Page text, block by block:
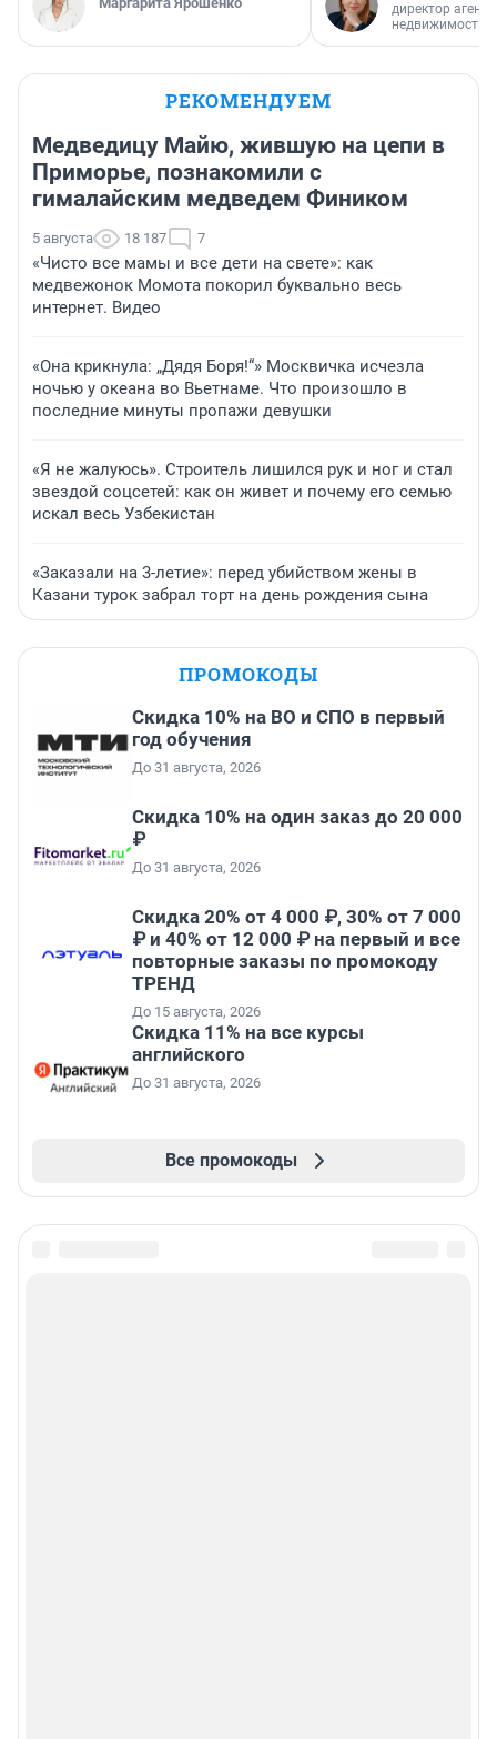
директор
недвижимости
РЕКОМЕНДУЕМ
Медведицу Майю, жившую на цепи в
Приморье, познакомили с
гималайским медведем Фиником
5 августа 18 187 7
«Чисто все мамы и все дети на свете»: как
медвежонок Момота покорил буквально весь
интернет. Видео
«Она крикнула: „Дядя Боря!“» Москвичка исчезла
ночью у океана во Вьетнаме. Что произошло в
последние минуты пропажи девушки
«Я не жалуюсь». Строитель лишился рук и ног и стал
звездой соцсетей: как он живет и почему его семью
искал весь Узбекистан
«Заказали на 3-летие»: перед убийством жены в
Казани турок забрал торт на день рождения сына
ПРОМОКОДЫ
Скидка 10% на ВО и СПО в первый
год обучения
До 31 августа, 2026
Скидка 10% на один заказ до 20 000
₽
До 31 августа, 2026
Скидка 20% от 4 000 ₽, 30% от 7 000
₽ и 40% от 12 000 ₽ на первый и все
повторные заказы по промокоду
ТРЕНД
До 15 августа, 2026
Скидка 11% на все курсы
английского
До 31 августа, 2026
Все промокоды